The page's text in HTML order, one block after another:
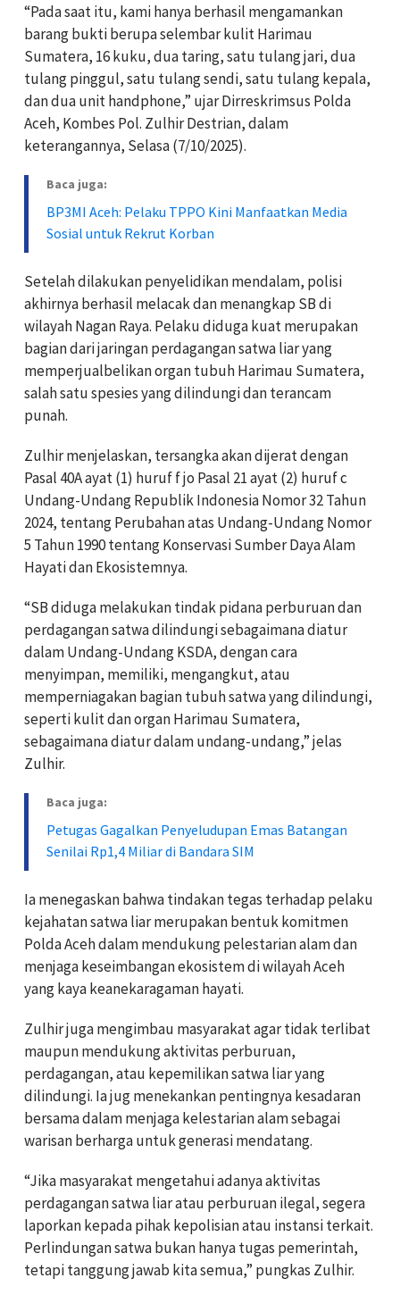
“Pada saat itu, kami hanya berhasil mengamankan
barang bukti berupa selembar kulit Harimau
Sumatera, 16 kuku, dua taring, satu tulang jari, dua
tulang pinggul, satu tulang sendi, satu tulang kepala,
dan dua unit handphone,” ujar Dirreskrimsus Polda
Aceh, Kombes Pol. Zulhir Destrian, dalam
keterangannya, Selasa (7/10/2025).
Baca juga:
BP3MI Aceh: Pelaku TPPO Kini Manfaatkan Media
Sosial untuk Rekrut Korban
Setelah dilakukan penyelidikan mendalam, polisi
akhirnya berhasil melacak dan menangkap SB di
wilayah Nagan Raya. Pelaku diduga kuat merupakan
bagian dari jaringan perdagangan satwa liar yang
memperjualbelikan organ tubuh Harimau Sumatera,
salah satu spesies yang dilindungi dan terancam
punah.
Zulhir menjelaskan, tersangka akan dijerat dengan
Pasal 40A ayat (1) huruf f jo Pasal 21 ayat (2) huruf c
Undang-Undang Republik Indonesia Nomor 32 Tahun
2024, tentang Perubahan atas Undang-Undang Nomor
5 Tahun 1990 tentang Konservasi Sumber Daya Alam
Hayati dan Ekosistemnya.
“SB diduga melakukan tindak pidana perburuan dan
perdagangan satwa dilindungi sebagaimana diatur
dalam Undang-Undang KSDA, dengan cara
menyimpan, memiliki, mengangkut, atau
memperniagakan bagian tubuh satwa yang dilindungi,
seperti kulit dan organ Harimau Sumatera,
sebagaimana diatur dalam undang-undang,” jelas
Zulhir.
Baca juga:
Petugas Gagalkan Penyeludupan Emas Batangan
Senilai Rp1,4 Miliar di Bandara SIM
Ia menegaskan bahwa tindakan tegas terhadap pelaku
kejahatan satwa liar merupakan bentuk komitmen
Polda Aceh dalam mendukung pelestarian alam dan
menjaga keseimbangan ekosistem di wilayah Aceh
yang kaya keanekaragaman hayati.
Zulhir juga mengimbau masyarakat agar tidak terlibat
maupun mendukung aktivitas perburuan,
perdagangan, atau kepemilikan satwa liar yang
dilindungi. Ia jug menekankan pentingnya kesadaran
bersama dalam menjaga kelestarian alam sebagai
warisan berharga untuk generasi mendatang.
“Jika masyarakat mengetahui adanya aktivitas
perdagangan satwa liar atau perburuan ilegal, segera
laporkan kepada pihak kepolisian atau instansi terkait.
Perlindungan satwa bukan hanya tugas pemerintah,
tetapi tanggung jawab kita semua,” pungkas Zulhir.